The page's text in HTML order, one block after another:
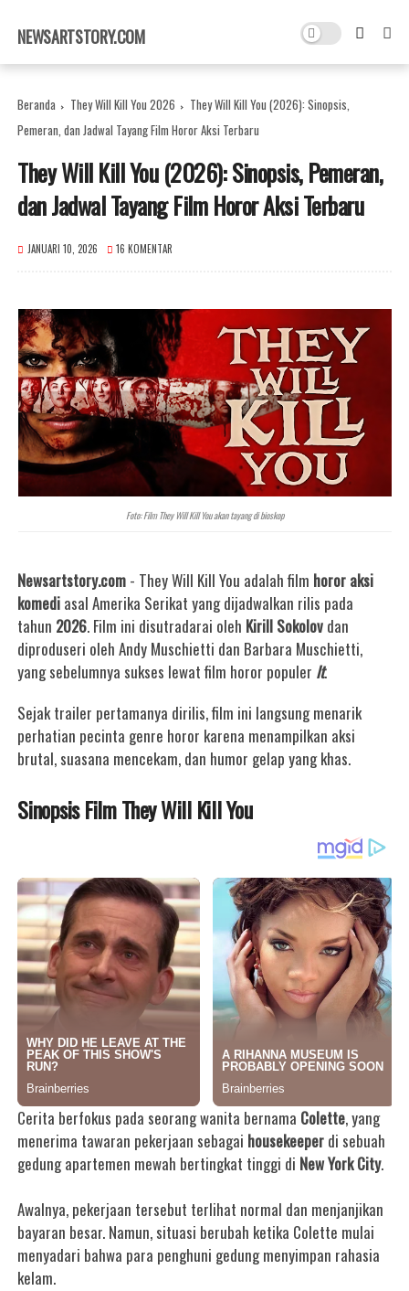
×
NEWSARTSTORY.COM
Beranda They Will Kill You 2026
They Will Kill You (2026): Sinopsis,
Pemeran, dan Jadwal Tayang Film Horor Aksi Terbaru
They Will Kill You (2026): Sinopsis, Pemeran,
dan Jadwal Tayang Film Horor Aksi Terbaru
JANUARI 10, 2026 16 KOMENTAR
Foto: Film They Will Kill You akan tayang di bioskop
Newsartstory.com - They Will Kill You adalah film horor aksi
komedi asal Amerika Serikat yang dijadwalkan rilis pada
tahun 2026. Film ini disutradarai oleh Kirill Sokolov dan
diproduseri oleh Andy Muschietti dan Barbara Muschietti,
yang sebelumnya sukses lewat film horor populer It.
Sejak trailer pertamanya dirilis, film ini langsung menarik
perhatian pecinta genre horor karena menampilkan aksi
brutal, suasana mencekam, dan humor gelap yang khas.
Sinopsis Film They Will Kill You
Cerita berfokus pada seorang wanita bernama Colette, yang
menerima tawaran pekerjaan sebagai housekeeper di sebuah
gedung apartemen mewah bertingkat tinggi di New York City.
Awalnya, pekerjaan tersebut terlihat normal dan menjanjikan
bayaran besar. Namun, situasi berubah ketika Colette mulai
menyadari bahwa para penghuni gedung menyimpan rahasia
kelam.